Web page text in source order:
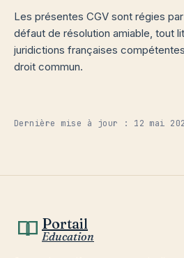
Les présentes CGV sont régies
défaut de résolution amiable, tout
juridictions françaises
droit commun.
Dernière mise à jour : 12 mai
Portail
Education